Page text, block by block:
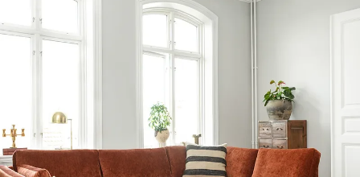
Danmark
Norge